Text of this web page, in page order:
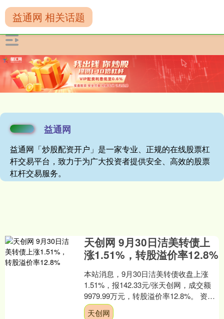
益通网
益通网「炒股配资开户」是一家专业、正规的在线股票杠
杆交易平台，致力于为广大投资者提供安全、高效的股票
杠杆交易服务。
益通网 相关话题
天创网 9月30日洁美转债上
涨1.51%，转股溢价率12.8%
本站消息，9月30日洁美转债收盘上涨
1.51%，报142.33元/张天创网，成交额
9979.99万元，转股溢价率12.8%。 资料
显示，洁美转债信用级别为“AA....
天创网